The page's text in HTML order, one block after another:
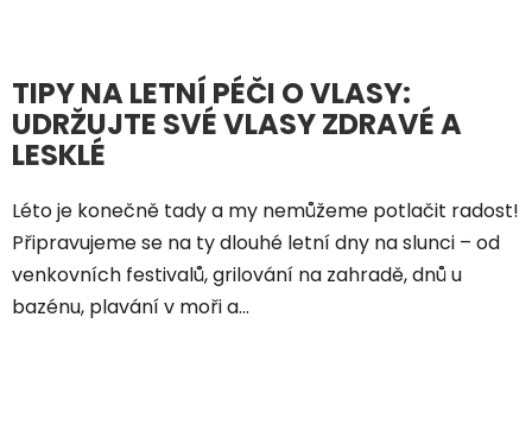
TIPY NA LETNÍ PÉČI O VLASY:
UDRŽUJTE SVÉ VLASY ZDRAVÉ A
LESKLÉ
Léto je konečně tady a my nemůžeme potlačit radost!
Připravujeme se na ty dlouhé letní dny na slunci – od
venkovních festivalů, grilování na zahradě, dnů u
bazénu, plavání v moři a...